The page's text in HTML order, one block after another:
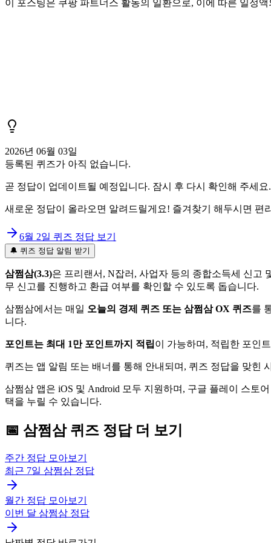
이 포스팅은 쿠팡 파트너스 활동의 일환으로, 이에 따른 일정
2026년 06월 03일
등록된 퀴즈가 아직 없습니다.
곧 정답이 업데이트될 예정입니다. 잠시 후 다시 확인해 주세요.
새로운 정답이 올라오면 알려드릴게요! 즐겨찾기 해두시면 편
6월 2일 퀴즈 정답 보기
🔔 퀴즈 정답 알림 받기
삼쩜삼(3.3)은 프리랜서, N잡러, 사업자 등의 종합소득세 신고
무 신고를 진행하고 환급 여부를 확인할 수 있도록 돕습니다.
삼쩜삼에서는 매일 오늘의 경제 퀴즈 또는 삼쩜삼 OX 퀴즈를
니다.
포인트는 최대 1만 포인트까지 적립이 가능하며, 적립한 포인
퀴즈는 앱 알림 또는 배너를 통해 안내되며, 퀴즈 정답을 맞힌
삼쩜삼 앱은 iOS 및 Android 모두 지원하며, 구글 플레이 스토
택을 누릴 수 있습니다.
📅 삼쩜삼 퀴즈 정답 더 보기
주간 정답 모아보기
최근 7일 삼쩜삼 정답
월간 정답 모아보기
이번 달 삼쩜삼 정답